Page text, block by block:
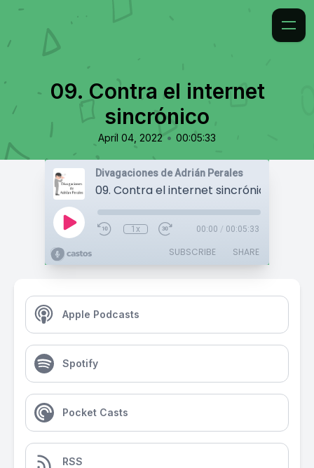
09. Contra el internet
sincrónico
April 04, 2022 • 00:05:33
Divagaciones de Adrián Perales
09. Contra el internet sincrónico
1x 00:00 / 00:05:33
SUBSCRIBE SHARE
Apple Podcasts
Spotify
Pocket Casts
RSS